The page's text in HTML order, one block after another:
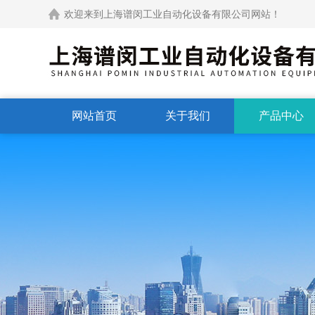
欢迎来到上海谱闵工业自动化设备有限公司网站！
网站首页 关于我们 产品中心